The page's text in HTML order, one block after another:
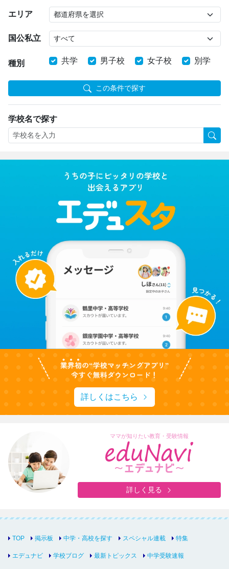
エリア
国公私立
種別 共学 男子校 女子校 別学
この条件で探す
学校名で探す
詳しくはこちら
ママが知りたい教育・受験情報
詳しく見る
TOP 掲示板 中学・高校を探す スペシャル連載 特集
エデュナビ 学校ブログ 最新トピックス 中学受験速報